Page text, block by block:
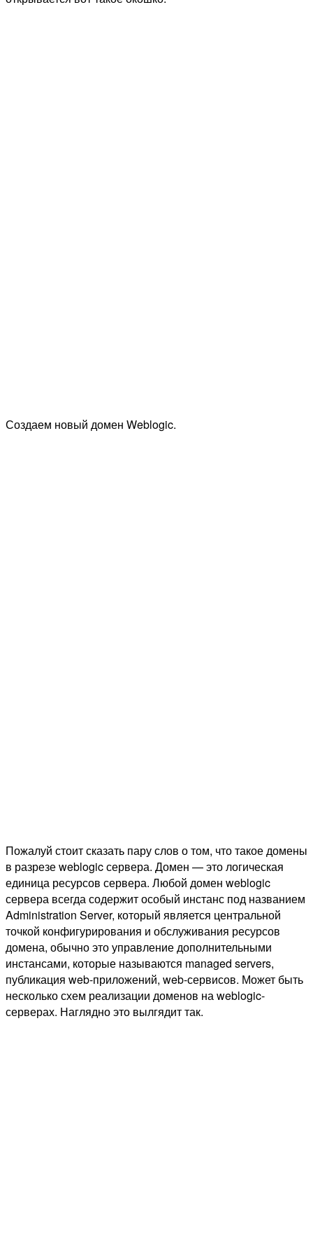
Создаем новый домен Weblogic.
Пожалуй стоит сказать пару слов о том, что такое домены
в разрезе weblogic сервера. Домен — это логическая
единица ресурсов сервера. Любой домен weblogic
сервера всегда содержит особый инстанс под названием
Administration Server, который является центральной
точкой конфигурирования и обслуживания ресурсов
домена, обычно это управление дополнительными
инстансами, которые называются managed servers,
публикация web-приложений, web-сервисов. Может быть
несколько схем реализации доменов на weblogic-
серверах. Наглядно это вылгядит так.